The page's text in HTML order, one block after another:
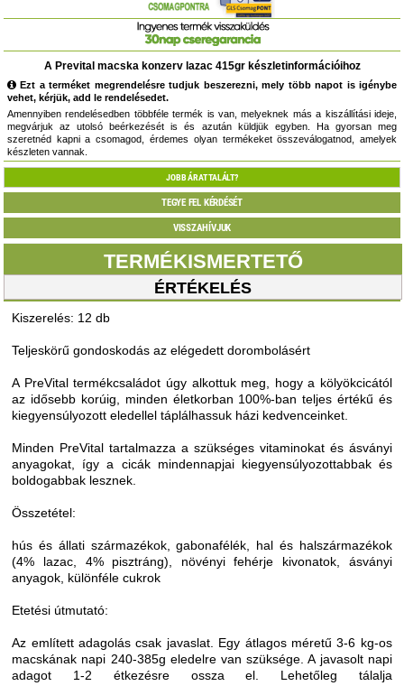
A Prevital macska konzerv lazac 415gr készletinformációihoz
Ezt a terméket megrendelésre tudjuk beszerezni, mely több napot is igénybe
vehet, kérjük, add le rendelésedet.
Amennyiben rendelésedben többféle termék is van, melyeknek más a kiszállítási ideje,
megvárjuk az utolsó beérkezését is és azután küldjük egyben. Ha gyorsan meg
szeretnéd kapni a csomagod, érdemes olyan termékeket összeválogatnod, amelyek
készleten vannak.
JOBB ÁRAT TALÁLT?
TEGYE FEL KÉRDÉSÉT
VISSZAHÍVJUK
TERMÉKISMERTETŐ
ÉRTÉKELÉS
Kiszerelés: 12 db
Teljeskörű gondoskodás az elégedett dorombolásért
A PreVital termékcsaládot úgy alkottuk meg, hogy a kölyökcicától
az idősebb korúig, minden életkorban 100%-ban teljes értékű és
kiegyensúlyozott eledellel táplálhassuk házi kedvenceinket.
Minden PreVital tartalmazza a szükséges vitaminokat és ásványi
anyagokat, így a cicák mindennapjai kiegyensúlyozottabbak és
boldogabbak lesznek.
Összetétel:
hús és állati származékok, gabonafélék, hal és halszármazékok
(4% lazac, 4% pisztráng), növényi fehérje kivonatok, ásványi
anyagok, különféle cukrok
Etetési útmutató:
Az említett adagolás csak javaslat. Egy átlagos méretű 3-6 kg-os
macskának napi 240-385g eledelre van szüksége. A javasolt napi
adagot 1-2 étkezésre ossza el. Lehetőleg tálalja